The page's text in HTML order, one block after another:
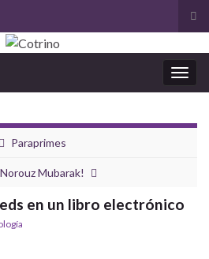
el
la
Paraprimes
Mubarak!
en un libro electrónico